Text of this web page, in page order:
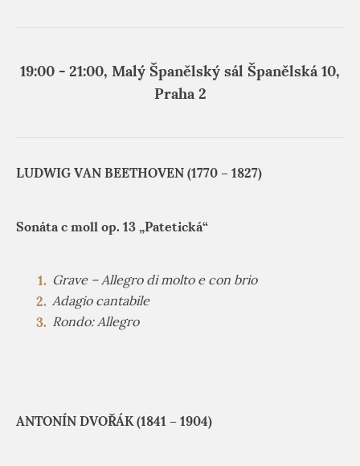
19:00 - 21:00, Malý Španělský sál Španělská 10,
Praha 2
LUDWIG VAN BEETHOVEN (1770 – 1827)
Sonáta c moll op. 13 „Patetická“
Grave – Allegro di molto e con brio
Adagio cantabile
Rondo: Allegro
ANTONÍN DVOŘÁK (1841 – 1904)